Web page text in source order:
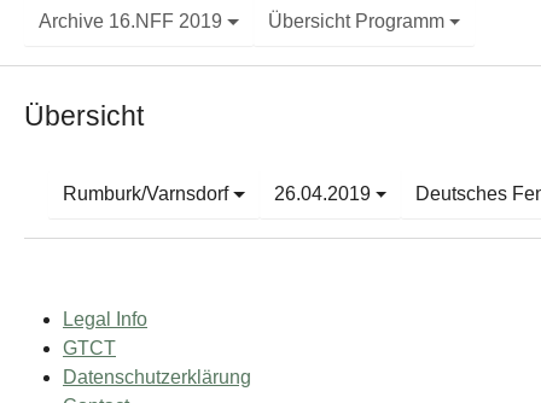
Archive 16.NFF 2019 Übersicht Programm
Übersicht
Rumburk/Varnsdorf 26.04.2019 Deutsches
Legal Info
GTCT
Datenschutzerklärung